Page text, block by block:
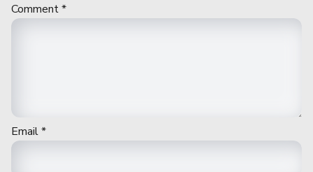
Comment*
Email*